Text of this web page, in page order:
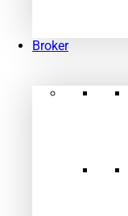
Broker